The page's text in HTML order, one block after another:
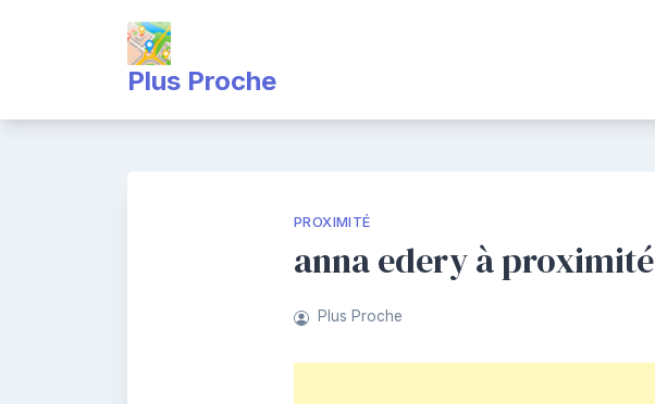
Plus Proche
PROXIMITÉ
anna edery à proximité
Plus Proche